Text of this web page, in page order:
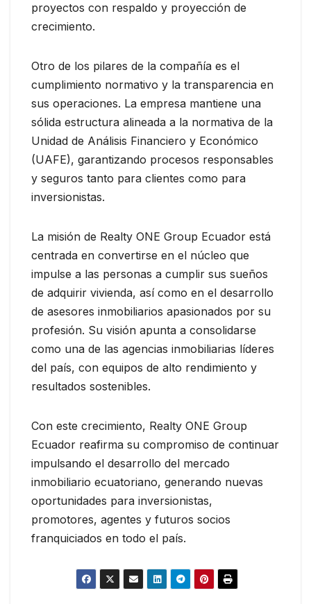
proyectos con respaldo y proyección de
crecimiento.
Otro de los pilares de la compañía es el
cumplimiento normativo y la transparencia en
sus operaciones. La empresa mantiene una
sólida estructura alineada a la normativa de la
Unidad de Análisis Financiero y Económico
(UAFE), garantizando procesos responsables
y seguros tanto para clientes como para
inversionistas.
La misión de Realty ONE Group Ecuador está
centrada en convertirse en el núcleo que
impulse a las personas a cumplir sus sueños
de adquirir vivienda, así como en el desarrollo
de asesores inmobiliarios apasionados por su
profesión. Su visión apunta a consolidarse
como una de las agencias inmobiliarias líderes
del país, con equipos de alto rendimiento y
resultados sostenibles.
Con este crecimiento, Realty ONE Group
Ecuador reafirma su compromiso de continuar
impulsando el desarrollo del mercado
inmobiliario ecuatoriano, generando nuevas
oportunidades para inversionistas,
promotores, agentes y futuros socios
franquiciados en todo el país.